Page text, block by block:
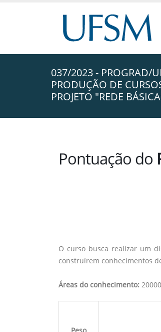
037/2023 - PROGRAD/
PRODUÇÃO DE
PROJETO "REDE
Pontuação do
O curso busca realizar um
construírem conhecimentos
Áreas do conhecimento: